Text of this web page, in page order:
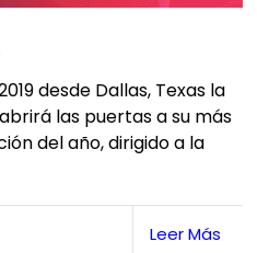
desde Dallas, Texas la
las puertas a su más
del año, dirigido a la
Leer Más